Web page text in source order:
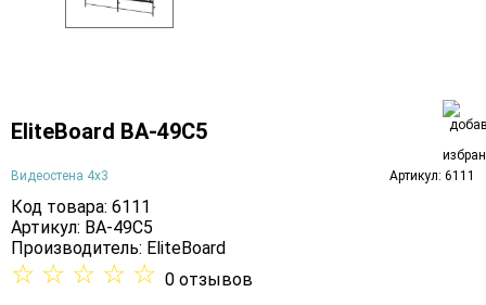
EliteBoard BA-49C5
Видеостена 4х3 Артикул: 6111
Код товара: 6111
Артикул: BA-49C5
Производитель: EliteBoard
☆ ☆ ☆ ☆ ☆ 0 отзывов